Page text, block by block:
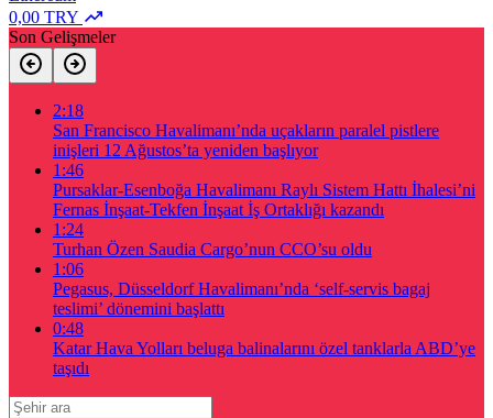
0,00 TRY
Son Gelişmeler
2:18
San Francisco Havalimanı’nda uçakların paralel pistlere
inişleri 12 Ağustos’ta yeniden başlıyor
1:46
Pursaklar-Esenboğa Havalimanı Raylı Sistem Hattı İhalesi’ni
Fernas İnşaat-Tekfen İnşaat İş Ortaklığı kazandı
1:24
Turhan Özen Saudia Cargo’nun CCO’su oldu
1:06
Pegasus, Düsseldorf Havalimanı’nda ‘self-servis bagaj
teslimi’ dönemini başlattı
0:48
Katar Hava Yolları beluga balinalarını özel tanklarla ABD’ye
taşıdı